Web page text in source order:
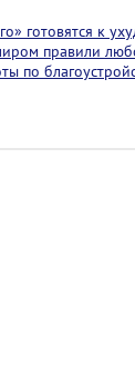
готовятся к
правили
по